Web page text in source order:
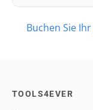
Buchen Sie
TOOLS4EVER